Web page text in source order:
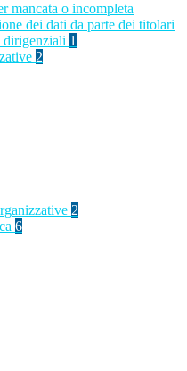
mancata o incompleta
dei dati da parte dei titolari
1
2
2
6